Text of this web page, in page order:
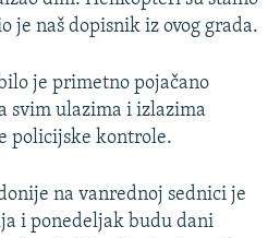
je naš dopisnik iz ovog grada.
je primetno pojačano
svim ulazima i izlazima
policijske kontrole.
na vanrednoj sednici je
i ponedeljak budu dani